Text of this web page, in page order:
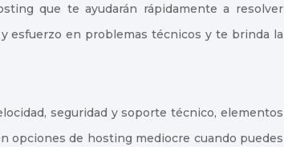
que te ayudarán rápidamente a resolver
esfuerzo en problemas técnicos y te brinda la
seguridad y soporte técnico, elementos
opciones de hosting mediocre cuando puedes